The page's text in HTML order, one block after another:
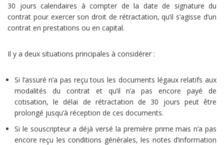
30 jours calendaires à compter de la date de signature du
contrat pour exercer son droit de rétractation, qu’il s’agisse d’un
contrat en prestations ou en capital.
Il y a deux situations principales à considérer :
Si l’assuré n’a pas reçu tous les documents légaux relatifs aux
modalités du contrat et qu’il n’a pas encore payé de
cotisation, le délai de rétractation de 30 jours peut être
prolongé jusqu’à réception de ces documents.
Si le souscripteur a déjà versé la première prime mais n’a pas
encore reçu les conditions générales, les notes d’information